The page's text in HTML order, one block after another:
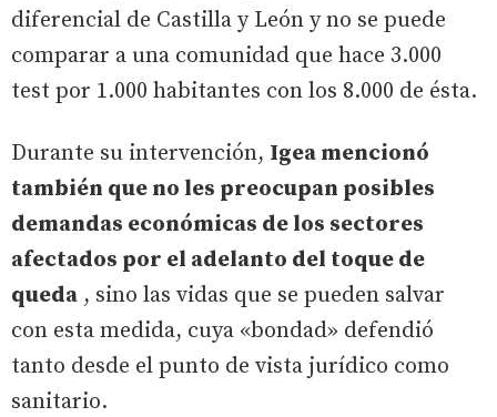
diferencial de Castilla y León y no se puede
comparar a una comunidad que hace 3.000
test por 1.000 habitantes con los 8.000 de ésta.
Durante su intervención, Igea mencionó
también que no les preocupan posibles
demandas económicas de los sectores
afectados por el adelanto del toque de
queda , sino las vidas que se pueden salvar
con esta medida, cuya «bondad» defendió
tanto desde el punto de vista jurídico como
sanitario.